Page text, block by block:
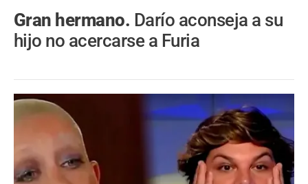
Gran hermano. Darío aconseja a su
hijo no acercarse a Furia